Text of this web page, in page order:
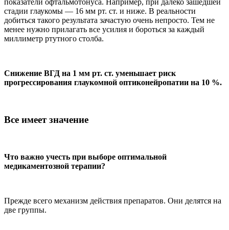
показатели офтальмотонуса. Например, при далеко зашедшей
стадии глаукомы — 16 мм рт. ст. и ниже. В реальности
добиться такого результата зачастую очень непросто. Тем не
менее нужно прилагать все усилия и бороться за каждый
миллиметр ртутного столба.
Снижение ВГД на 1 мм рт. ст. уменьшает риск
прогрессирования глаукомной оптиконейропатии на 10 %.
Все имеет значение
Что важно учесть при выборе оптимальной
медикаментозной терапии?
Прежде всего механизм действия препаратов. Они делятся на
две группы.